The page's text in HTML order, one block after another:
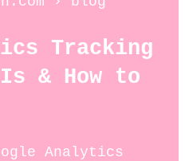
Tracking
& How to
Analytics